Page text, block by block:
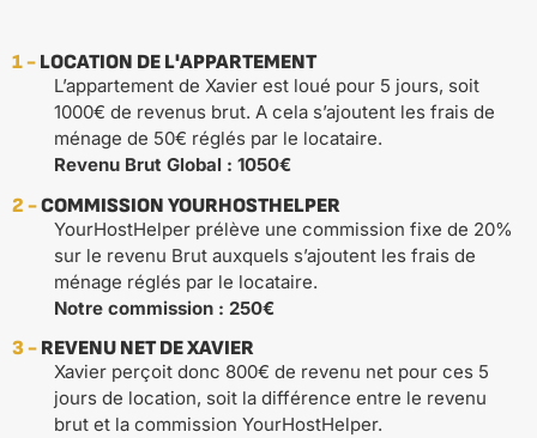
1 - LOCATION DE L'APPARTEMENT
L’appartement de Xavier est loué pour 5 jours, soit
1000€ de revenus brut. A cela s’ajoutent les frais de
ménage de 50€ réglés par le locataire.
Revenu Brut Global : 1050€
2 -COMMISSION YOURHOSTHELPER
YourHostHelper prélève une commission fixe de 20%
sur le revenu Brut auxquels s’ajoutent les frais de
ménage réglés par le locataire.
Notre commission : 250€
3 - REVENU NET DE XAVIER
Xavier perçoit donc 800€ de revenu net pour ces 5
jours de location, soit la différence entre le revenu
brut et la commission YourHostHelper.